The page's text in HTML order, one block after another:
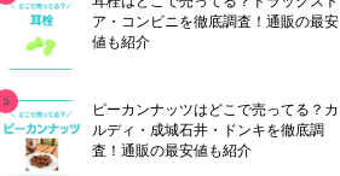
ア・コンビニを徹底調査！通販の最安
値も紹介
ピーカンナッツはどこで売ってる？カ
ルディ・成城石井・ドンキを徹底調
査！通販の最安値も紹介